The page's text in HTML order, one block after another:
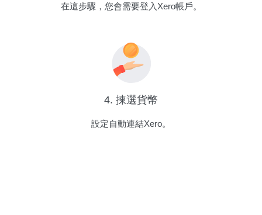
在這步驟，您會需要登入Xero帳戶。
4. 揀選貨幣
設定自動連結Xero。